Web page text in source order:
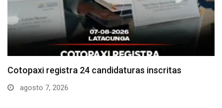
Parque Nacional Cotopaxi espera alta afluencia de
visitantes…